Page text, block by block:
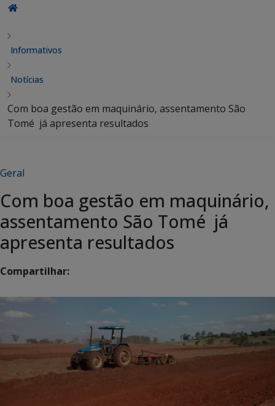
Informativos
Notícias
Com boa gestão em maquinário, assentamento São
Tomé já apresenta resultados
Geral
Com boa gestão em maquinário,
assentamento São Tomé já
apresenta resultados
Compartilhar: